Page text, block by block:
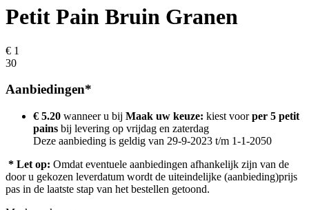
Petit Pain Bruin Granen
€ 1
30
Aanbiedingen*
€ 5.20 wanneer u bij Maak uw keuze: kiest voorper 5 petit
pains bij levering op vrijdag en zaterdag
Deze aanbieding is geldig van 29-9-2023 t/m 1-1-2050
* Let op: Omdat eventuele aanbiedingen afhankelijk zijn van de
door u gekozen leverdatum wordt de uiteindelijke (aanbieding)prijs
pas in de laatste stap van het bestellen getoond.